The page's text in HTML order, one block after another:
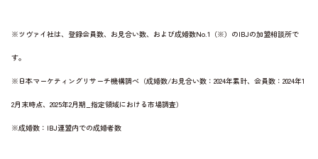
※ツヴァイ社は、登録会員数、お見合い数、および成婚数No.1（※）のIBJの加盟相談所で
す。
※日本マーケティングリサーチ機構調べ（成婚数/お見合い数：2024年累計、会員数：2024年1
2月末時点、2025年2月期_指定領域における市場調査）
※成婚数：IBJ連盟内での成婚者数